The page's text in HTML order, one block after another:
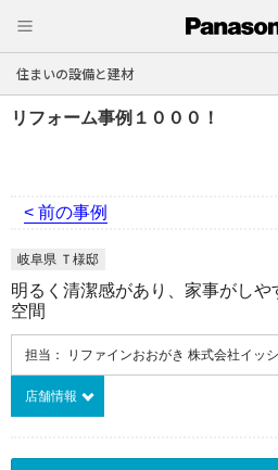
住まいの設備と建材
リフォーム事例１０００！
< 前の事例
岐阜県 Ｔ様邸
明るく清潔感があり、家事がし
空間
担当： リファインおおがき 株式会社イッ
店舗情報